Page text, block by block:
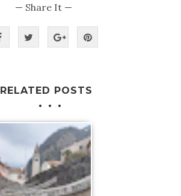
— Share It —
RELATED POSTS